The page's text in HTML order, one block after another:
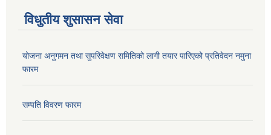
विधुतीय शुसासन सेवा
योजना अनुगमन तथा सुपरिवेक्षण समितिको लागी तयार पारिएको प्रतिवेदन नमुना
फारम
सम्पति विवरण फारम